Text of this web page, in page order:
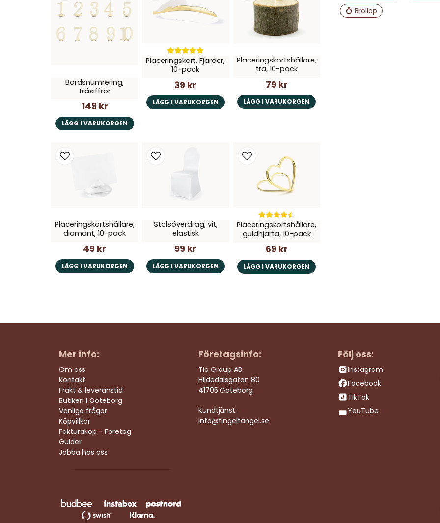
Bordsnumrering,
träsiffror
149 kr
LÄGG I VARUKORGEN
Placeringskort, Fjärder,
10-pack
39 kr
LÄGG I VARUKORGEN
Placeringskortshållare,
trä, 10-pack
79 kr
LÄGG I VARUKORGEN
Placeringskortshållare,
diamant, 10-pack
49 kr
LÄGG I VARUKORGEN
Stolsöverdrag, vit,
elastisk
99 kr
LÄGG I VARUKORGEN
Placeringskortshållare,
guldhjärta, 10-pack
69 kr
LÄGG I VARUKORGEN
💍 Bröllop
Mer info:
Om oss
Kontakt
Frakt & leveranstid
Butiken i Göteborg
Vanliga frågor
Köpvillkor
Fakturaköp - Företag
Guider
Jobba hos oss
Företagsinfo:
Tia Group AB
Hildedalsgatan 80
41705 Göteborg
Kundtjänst:
info@tingeltangel.se
Följ oss:
Instagram
Facebook
TikTok
YouTube